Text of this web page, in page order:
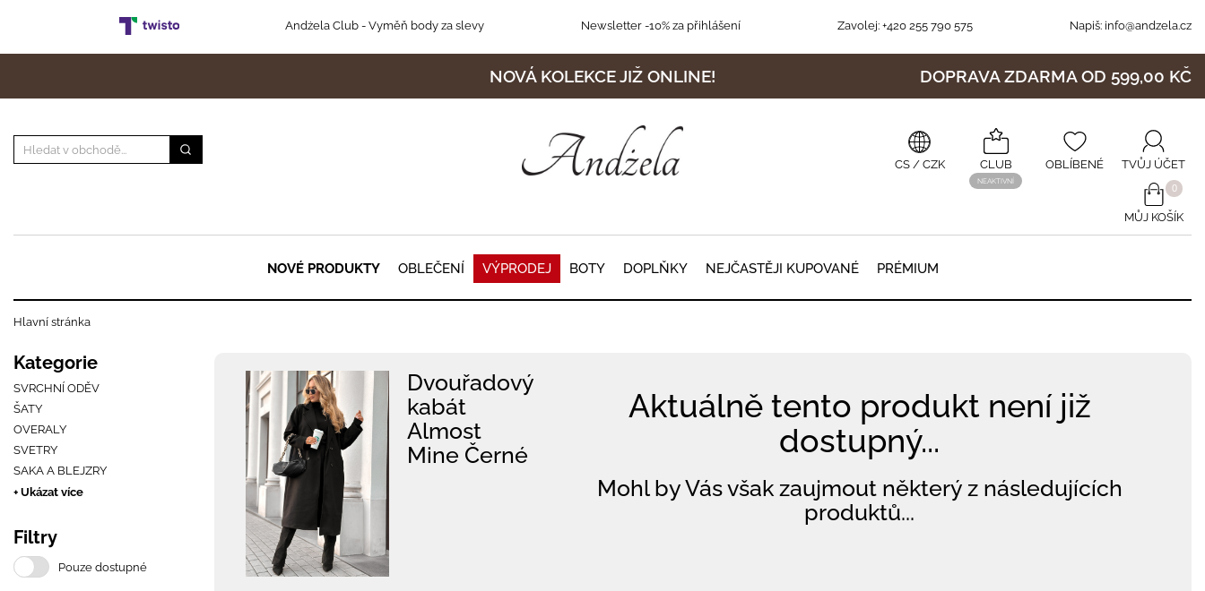
Andżela Club- Vyměň body za slevy Newsletter-10% za přihlášení Zavolej:+420 255 790 575 Napiš: info@andzela.cz
NOVÁ KOLEKCE JIŽ ONLINE! DOPRAVA ZDARMA OD 599,00 KČ
CS/ CZK CLUB
NEAKTIVNÍ
OBLÍBENÉ TVŮJ ÚČET
0
MŮJ KOŠÍK
NOVÉ PRODUKTY OBLEČENÍ VÝPRODEJ BOTY DOPLŇKY NEJČASTĚJI KUPOVANÉ PRÉMIUM
Hlavní stránka
Kategorie
SVRCHNÍ ODĚV
ŠATY
OVERALY
SVETRY
SAKA A BLEJZRY
+ Ukázat více
Filtry
Pouze dostupné
Dvouřadový
kabát
Almost
Mine Černé
Aktuálně tento produkt není již
dostupný...
Mohl by Vás však zaujmout některý z následujících
produktů...